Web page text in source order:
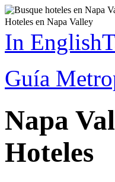
Hoteles en Napa Valley
In English
Guía
Napa
Hoteles